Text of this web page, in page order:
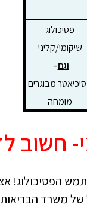
פסיכולוג
שיקומי/קליני
וגם–
מבוגרים
מומחה
חשוב
הפסיכולוג!
של משרד